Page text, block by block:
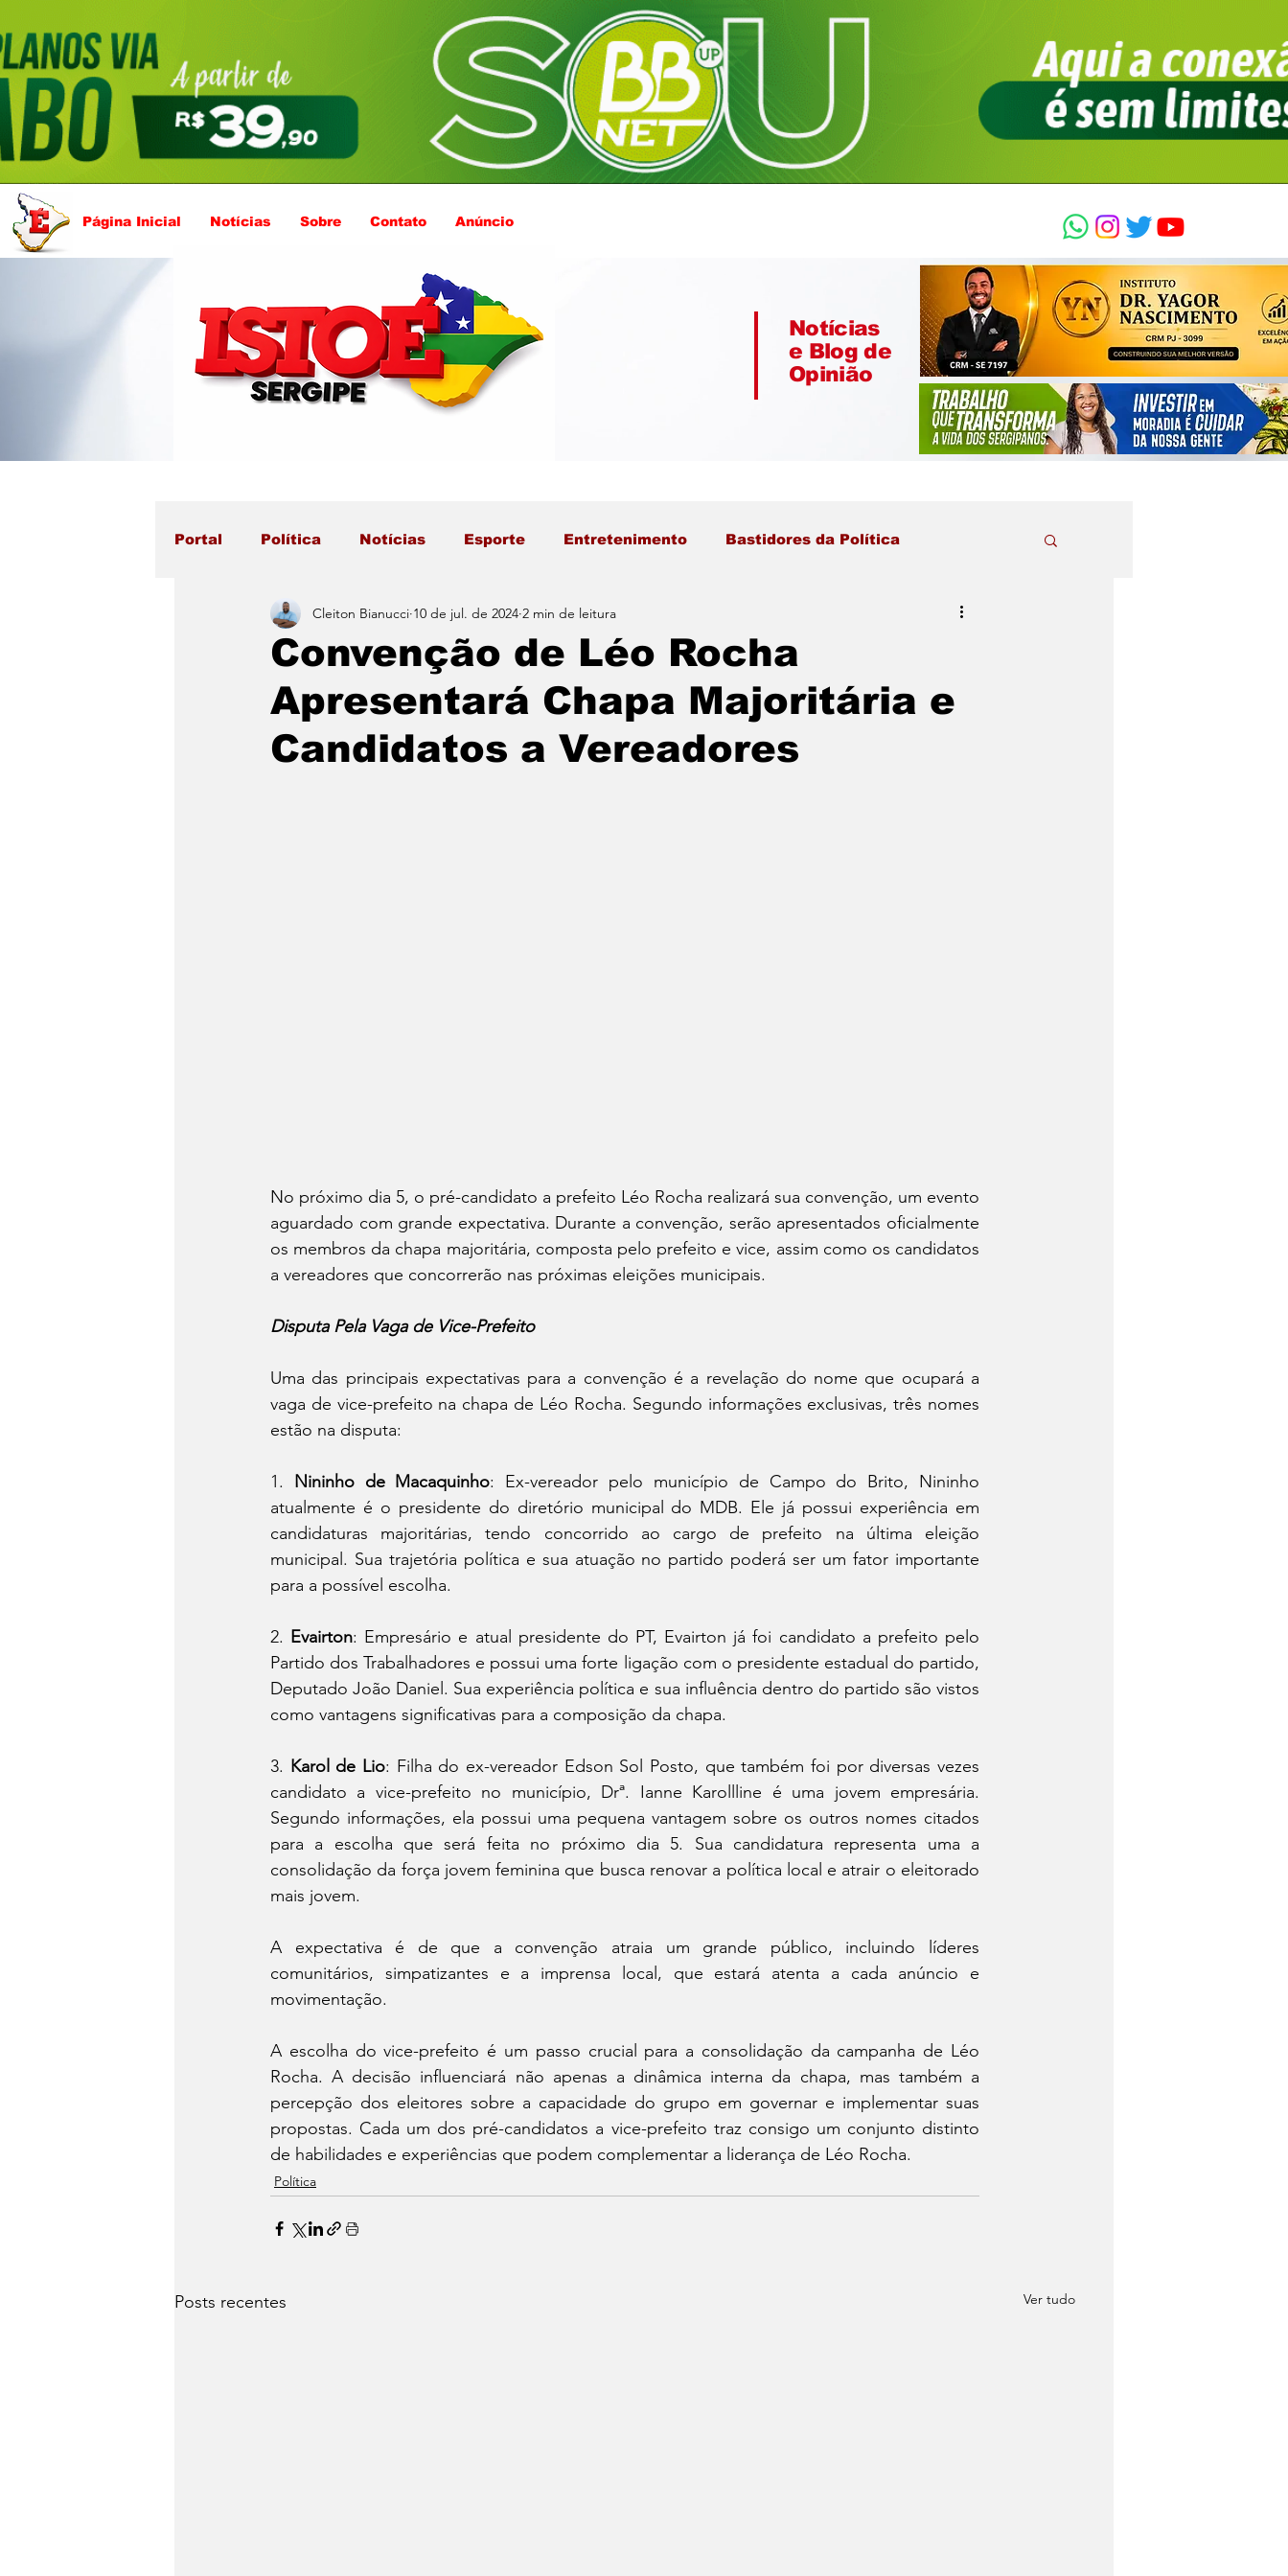
Página Inicial Notícias Sobre Contato Anúncio
Notícias
e Blog de
Opinião
Portal Política Notícias Esporte Entretenimento Bastidores da Política
Convenção de Léo Rocha
Apresentará Chapa Majoritária e
Candidatos a Vereadores
Cleiton Bianucci 10 de jul. de 2024 2 min de leitura
No próximo dia 5, o pré-candidato a prefeito Léo Rocha realizará sua convenção, um evento
aguardado com grande expectativa. Durante a convenção, serão apresentados oficialmente
os membros da chapa majoritária, composta pelo prefeito e vice, assim como os candidatos
a vereadores que concorrerão nas próximas eleições municipais.
Disputa Pela Vaga de Vice-Prefeito
Uma das principais expectativas para a convenção é a revelação do nome que ocupará a
vaga de vice-prefeito na chapa de Léo Rocha. Segundo informações exclusivas, três nomes
estão na disputa:
1. Nininho de Macaquinho: Ex-vereador pelo município de Campo do Brito, Nininho
atualmente é o presidente do diretório municipal do MDB. Ele já possui experiência em
candidaturas majoritárias, tendo concorrido ao cargo de prefeito na última eleição
municipal. Sua trajetória política e sua atuação no partido poderá ser um fator importante
para a possível escolha.
2. Evairton: Empresário e atual presidente do PT, Evairton já foi candidato a prefeito pelo
Partido dos Trabalhadores e possui uma forte ligação com o presidente estadual do partido,
Deputado João Daniel. Sua experiência política e sua influência dentro do partido são vistos
como vantagens significativas para a composição da chapa.
3. Karol de Lio: Filha do ex-vereador Edson Sol Posto, que também foi por diversas vezes
candidato a vice-prefeito no município, Drª. Ianne Karollline é uma jovem empresária.
Segundo informações, ela possui uma pequena vantagem sobre os outros nomes citados
para a escolha que será feita no próximo dia 5. Sua candidatura representa uma a
consolidação da força jovem feminina que busca renovar a política local e atrair o eleitorado
mais jovem.
A expectativa é de que a convenção atraia um grande público, incluindo líderes
comunitários, simpatizantes e a imprensa local, que estará atenta a cada anúncio e
movimentação.
A escolha do vice-prefeito é um passo crucial para a consolidação da campanha de Léo
Rocha. A decisão influenciará não apenas a dinâmica interna da chapa, mas também a
percepção dos eleitores sobre a capacidade do grupo em governar e implementar suas
propostas. Cada um dos pré-candidatos a vice-prefeito traz consigo um conjunto distinto
de habilidades e experiências que podem complementar a liderança de Léo Rocha.
Política
Posts recentes Ver tudo